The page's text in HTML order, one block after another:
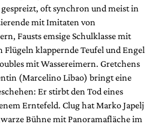
oft synchron und meist in
mit Imitaten von
Fausts emsige Schulklasse mit
Flügeln klappernde Teufel und Engel
mit Wassereimern. Gretchens
(Marcelino Libao) bringt eine
Er stirbt den Tod eines
Erntefeld. Clug hat Marko Japelj
Bühne mit Panoramafläche im